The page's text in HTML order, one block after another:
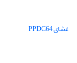
غشای PPDC64